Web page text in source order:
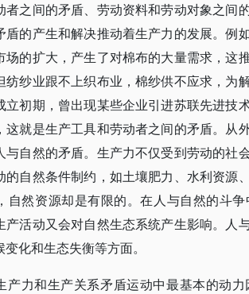
者之间的矛盾、劳动资料和劳动对象之间
盾的产生和解决推动着生产力的发展。例
场的扩大，产生了对棉布的大量需求，这
纺纱业跟不上织布业，棉纱供不应求，为
立初期，曾出现某些企业引进苏联先进技
这就是生产工具和劳动者之间的矛盾。从
与自然的矛盾。生产力不仅受到劳动的社
的自然条件制约，如土壤肥力、水利资源
自然资源却是有限的。在人与自然的斗
产活动又会对自然生态系统产生影响。人
化和生态失衡等方面。
产力和生产关系矛盾运动中最基本的动